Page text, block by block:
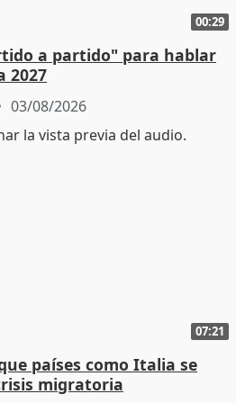
00:29
a partido" para hablar
2027
03/08/2026
07:21
países como Italia se
migratoria